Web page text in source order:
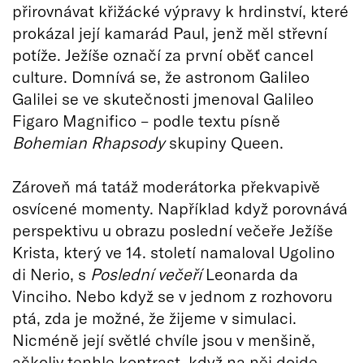
přirovnávat křižácké výpravy k hrdinství, které
prokázal její kamarád Paul, jenž měl střevní
potíže. Ježíše označí za první oběť cancel
culture. Domnívá se, že astronom Galileo
Galilei se ve skutečnosti jmenoval Galileo
Figaro Magnifico – podle textu písně
Bohemian Rhapsodyskupiny Queen.
Zároveň má tatáž moderátorka překvapivě
osvícené momenty. Například když porovnává
perspektivu u obrazu poslední večeře Ježíše
Krista, který ve 14. století namaloval Ugolino
di Nerio, s Poslední večeříLeonarda da
Vinciho. Nebo když se v jednom z rozhovoru
ptá, zda je možné, že žijeme v simulaci.
Nicméně její světlé chvíle jsou v menšině,